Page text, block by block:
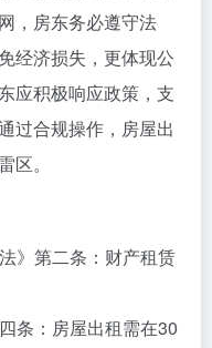
，房东务必遵守法
经济损失，更体现公
应积极响应政策，支
过合规操作，房屋出
。
》第二条：财产租赁
条：房屋出租需在30